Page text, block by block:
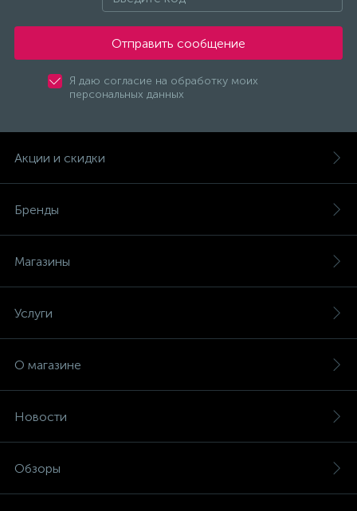
Отправить сообщение
Я даю согласие на обработку моих
персональных данных
Акции и скидки
Бренды
Магазины
Услуги
О магазине
Новости
Обзоры